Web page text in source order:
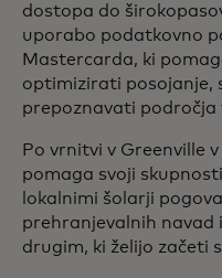
dostopa do
uporabo podatkovno
Mastercarda, ki
optimizirati posojanje,
prepoznavati področja
Po vrnitvi v Greenville
pomaga svoji
lokalnimi šolarji
prehranjevalnih navad
drugim, ki želijo začeti